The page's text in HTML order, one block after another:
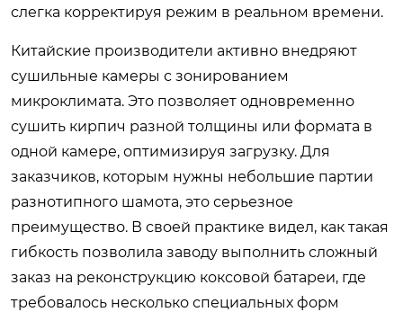
слегка корректируя режим в реальном времени.
Китайские производители активно внедряют
сушильные камеры с зонированием
микроклимата. Это позволяет одновременно
сушить кирпич разной толщины или формата в
одной камере, оптимизируя загрузку. Для
заказчиков, которым нужны небольшие партии
разнотипного шамота, это серьезное
преимущество. В своей практике видел, как такая
гибкость позволила заводу выполнить сложный
заказ на реконструкцию коксовой батареи, где
требовалось несколько специальных форм